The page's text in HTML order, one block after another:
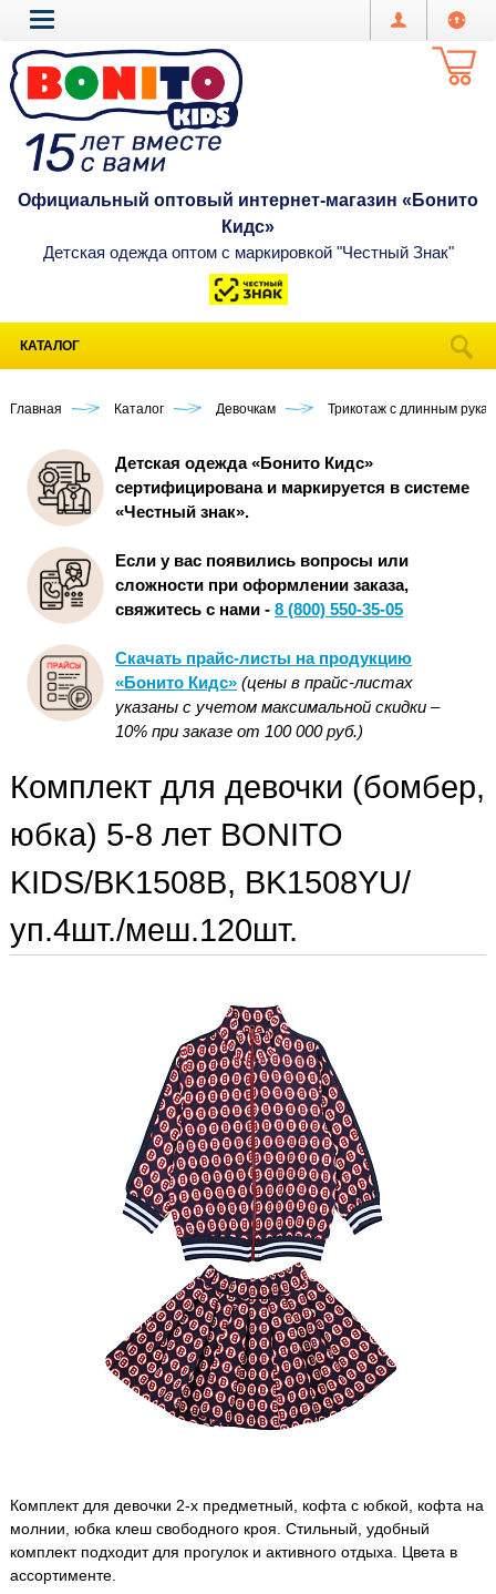
Официальный оптовый интернет-магазин «Бонито
Кидс»
Детская одежда оптом с маркировкой "Честный Знак"
КАТАЛОГ
Главная Каталог Девочкам Трикотаж с длинным
Детская одежда «Бонито Кидс»
сертифицирована и маркируется в системе
«Честный знак».
Если у вас появились вопросы или
сложности при оформлении заказа,
свяжитесь с нами - 8 (800) 550-35-05
Скачать прайс-листы на продукцию
«Бонито Кидс» (цены в прайс-листах
указаны с учетом максимальной скидки –
10% при заказе от 100 000 руб.)
Комплект для девочки (бомбер,
юбка) 5-8 лет BONITO
KIDS/BK1508B, BK1508YU/
уп.4шт./меш.120шт.
Комплект для девочки 2-х предметный, кофта с юбкой, кофта на
молнии, юбка клеш свободного кроя. Стильный, удобный
комплект подходит для прогулок и активного отдыха. Цвета в
ассортименте.